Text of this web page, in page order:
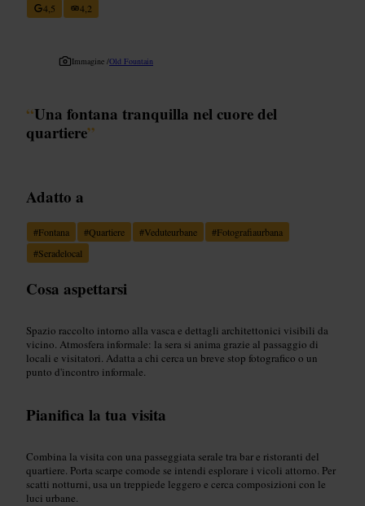
4,5
4,2
Immagine /Old Fountain
“Una fontana tranquilla nel cuore del
quartiere”
Adatto a
#Fontana #Quartiere #Veduteurbane #Fotografiaurbana
#Seradelocal
Cosa aspettarsi
Spazio raccolto intorno alla vasca e dettagli architettonici visibili da
vicino. Atmosfera informale: la sera si anima grazie al passaggio di
locali e visitatori. Adatta a chi cerca un breve stop fotografico o un
punto d'incontro informale.
Pianifica la tua visita
Combina la visita con una passeggiata serale tra bar e ristoranti del
quartiere. Porta scarpe comode se intendi esplorare i vicoli attorno. Per
scatti notturni, usa un treppiede leggero e cerca composizioni con le
luci urbane.